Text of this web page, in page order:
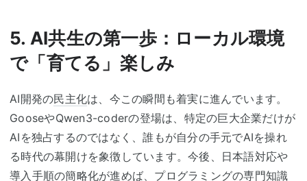
5. AI共生の第一歩：ローカル環境
で「育てる」楽しみ
AI開発の民主化は、今この瞬間も着実に進んでいます。
GooseやQwen3-coderの登場は、特定の巨大企業だけが
AIを独占するのではなく、誰もが自分の手元でAIを操れ
る時代の幕開けを象徴しています。今後、日本語対応や
導入手順の簡略化が進めば、プログラミングの専門知識